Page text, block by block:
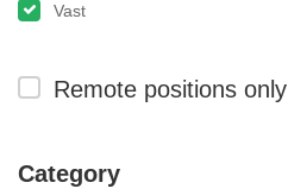
Vast
Remote positions only
Category